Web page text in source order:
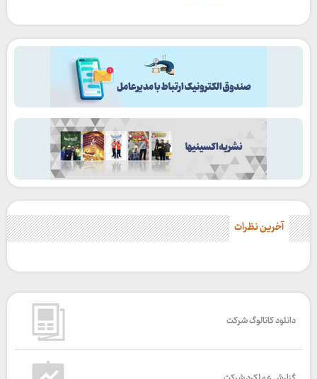
آخرین نظرات
دانلود کاتالوگ شرکت